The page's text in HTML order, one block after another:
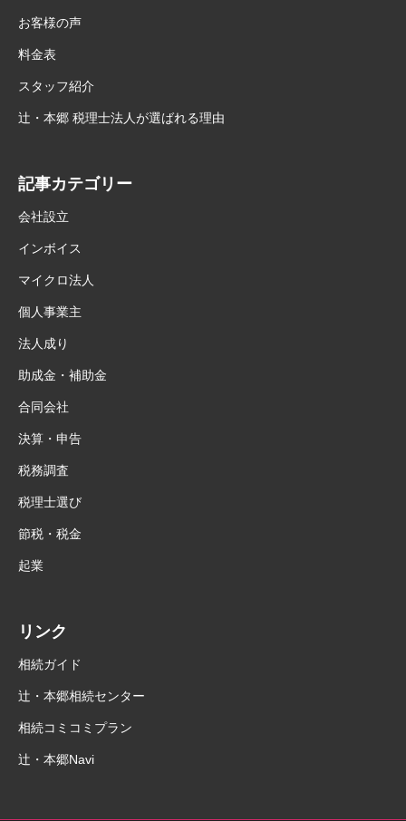
お客様の声
料金表
スタッフ紹介
辻・本郷 税理士法人が選ばれる理由
記事カテゴリー
会社設立
インボイス
マイクロ法人
個人事業主
法人成り
助成金・補助金
合同会社
決算・申告
税務調査
税理士選び
節税・税金
起業
リンク
相続ガイド
辻・本郷相続センター
相続コミコミプラン
辻・本郷Navi